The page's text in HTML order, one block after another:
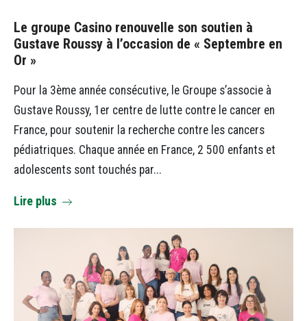
Le groupe Casino renouvelle son soutien à
Gustave Roussy à l’occasion de « Septembre en
Or »
Pour la 3ème année consécutive, le Groupe s’associe à
Gustave Roussy, 1er centre de lutte contre le cancer en
France, pour soutenir la recherche contre les cancers
pédiatriques. Chaque année en France, 2 500 enfants et
adolescents sont touchés par...
Lire plus